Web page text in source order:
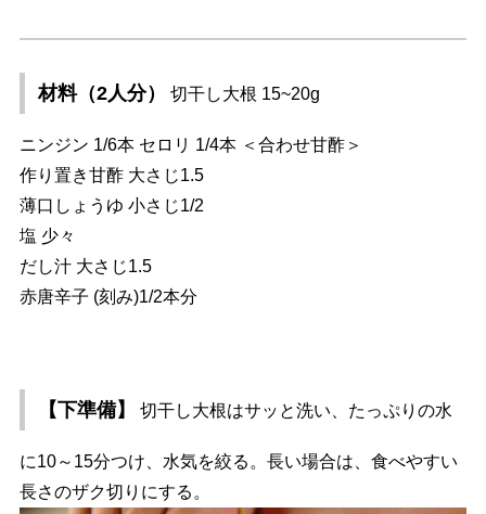
材料（2人分） 切干し大根 15~20g
ニンジン 1/6本 セロリ 1/4本 ＜合わせ甘酢＞
作り置き甘酢 大さじ1.5
薄口しょうゆ 小さじ1/2
塩 少々
だし汁 大さじ1.5
赤唐辛子 (刻み)1/2本分
【下準備】 切干し大根はサッと洗い、たっぷりの水
に10～15分つけ、水気を絞る。長い場合は、食べやすい
長さのザク切りにする。